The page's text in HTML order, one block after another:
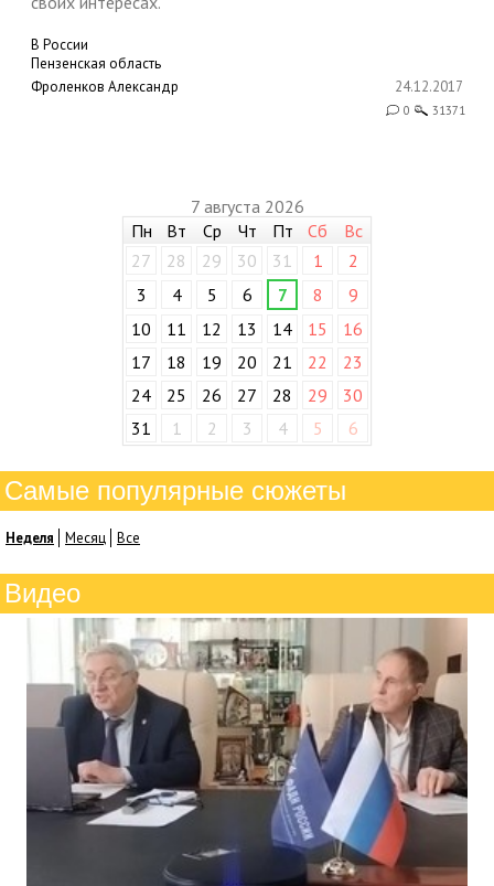
В России
Пензенская область
Фроленков Александр
24.12.2017
0 31371
7 августа 2026
Пн
Вт Ср Чт Пт Сб
Вс
27
28 29 30 31 1
2
3
4 5 6 7 8
9
10
11 12 13 14 15
16
17
18 19 20 21 22
23
24
25 26 27 28 29
30
31
1 2 3 4 5 6
Самые популярные сюжеты
Неделя Месяц Все
Видео